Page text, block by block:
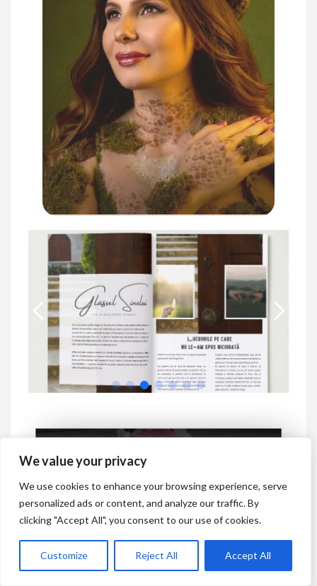
We value your privacy
We use cookies to enhance your browsing experience, serve
personalized ads or content, and analyze our traffic. By
clicking "Accept All", you consent to our use of cookies.
Customize Reject All Accept All
TotUna nu este doar o
revistă. Este un spațiu de
co-creație.